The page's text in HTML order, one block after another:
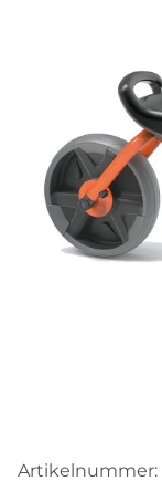
Artikelnummer: